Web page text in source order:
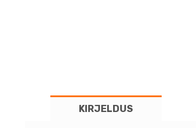
KIRJELDUS